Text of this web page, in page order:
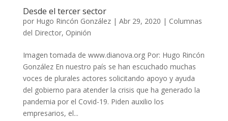
Desde el tercer sector
por Hugo Rincón González| Abr 29, 2020 | Columnas
del Director, Opinión
Imagen tomada de www.dianova.org Por: Hugo Rincón
González En nuestro país se han escuchado muchas
voces de plurales actores solicitando apoyo y ayuda
del gobierno para atender la crisis que ha generado la
pandemia por el Covid-19. Piden auxilio los
empresarios, el...